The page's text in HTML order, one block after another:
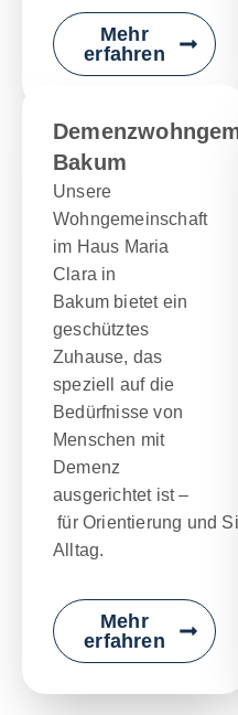
Mehr
erfahren
Bakum
Unsere
Wohngemeinschaft
im Haus Maria
Clara in
Bakum bietet ein
geschütztes
Zuhause, das
speziell auf die
Bedürfnisse von
Menschen mit
Demenz
ausgerichtet ist –
für Orientierung und
Alltag.
Mehr
erfahren